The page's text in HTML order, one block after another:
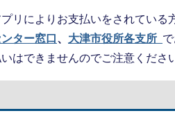
リによりお支払いをされている
ター窓口 、 大津市役所各支所
はできませんのでご注意くださ